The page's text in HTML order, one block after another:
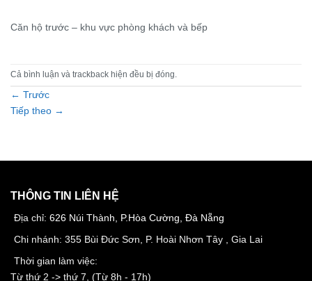
Căn hộ trước – khu vực phòng khách và bếp
Cả bình luận và trackback hiện đều bị đóng.
← Trước
Tiếp theo →
THÔNG TIN LIÊN HỆ
Địa chỉ: 626 Núi Thành, P.Hòa Cường, Đà Nẵng
Chi nhánh: 355 Bùi Đức Sơn, P. Hoài Nhơn Tây , Gia Lai
Thời gian làm việc:
Từ thứ 2 -> thứ 7, (Từ 8h - 17h)